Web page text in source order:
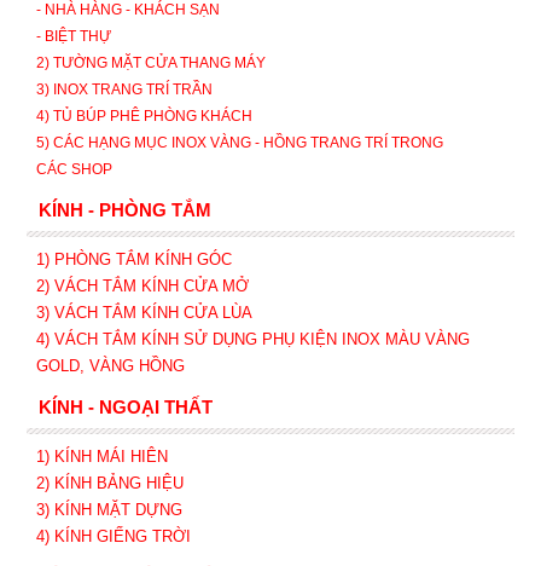
- NHÀ HÀNG - KHÁCH SẠN
- BIỆT THỰ
2) TƯỜNG MẶT CỬA THANG MÁY
3) INOX TRANG TRÍ TRẦN
4) TỦ BÚP PHÊ PHÒNG KHÁCH
5) CÁC HẠNG MỤC INOX VÀNG - HỒNG TRANG TRÍ TRONG
CÁC SHOP
KÍNH - PHÒNG TẮM
1) PHÒNG TẮM KÍNH GÓC
2) VÁCH TẮM KÍNH CỬA MỞ
3) VÁCH TẮM KÍNH CỬA LÙA
4) VÁCH TẮM KÍNH SỬ DỤNG PHỤ KIỆN INOX MÀU VÀNG
GOLD, VÀNG HỒNG
KÍNH - NGOẠI THẤT
1) KÍNH MÁI HIÊN
2) KÍNH BẢNG HIỆU
3) KÍNH MẶT DỰNG
4) KÍNH GIẾNG TRỜI